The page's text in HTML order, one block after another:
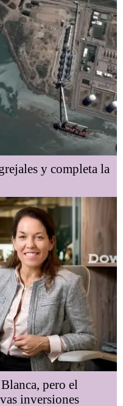
y completa la
pero el
inversiones